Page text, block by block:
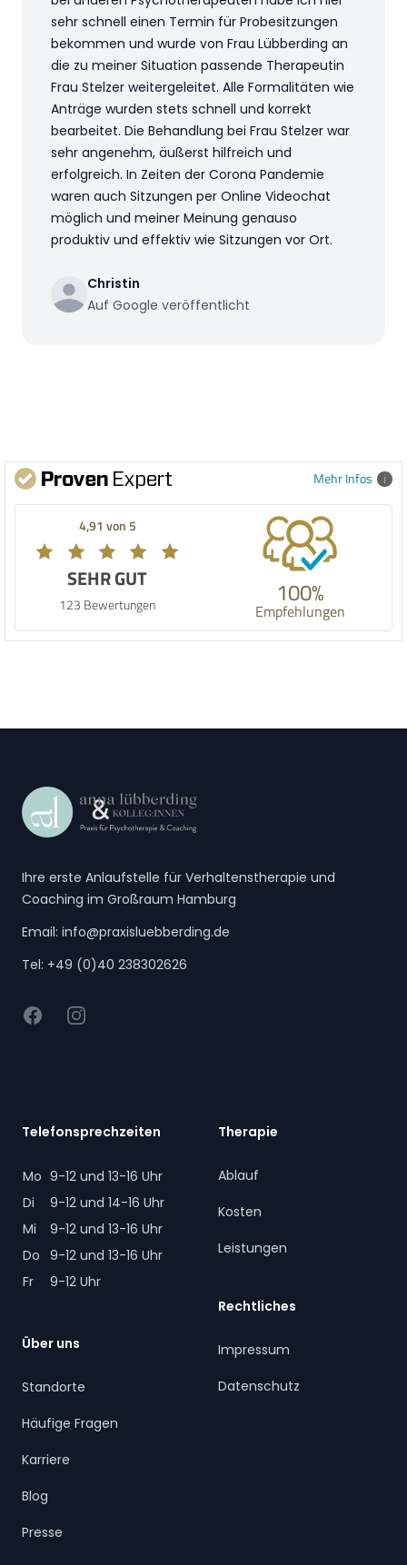
sehr schnell einen Termin für Probesitzungen
bekommen und wurde von Frau Lübberding an
die zu meiner Situation passende Therapeutin
Frau Stelzer weitergeleitet. Alle Formalitäten wie
Anträge wurden stets schnell und korrekt
bearbeitet. Die Behandlung bei Frau Stelzer war
sehr angenehm, äußerst hilfreich und
erfolgreich. In Zeiten der Corona Pandemie
waren auch Sitzungen per Online Videochat
möglich und meiner Meinung genauso
produktiv und effektiv wie Sitzungen vor Ort.
Christin
Auf Google veröffentlicht
Mehr Infos
4,91 von 5
SEHR GUT
123 Bewertungen 100%
Empfehlungen
Ihre erste Anlaufstelle für Verhaltenstherapie und
Coaching im Großraum Hamburg
Email: info@praxisluebberding.de
Tel: +49 (0)40 238302626
FacebookInstagram
Telefonsprechzeiten
Mo 9-12 und 13-16 Uhr
Di
9-12 und 14-16 Uhr
Mi
9-12 und 13-16 Uhr
Do 9-12 und 13-16 Uhr
Fr
9-12 Uhr
Über uns
Standorte
Häufige Fragen
Karriere
Blog
Presse
Therapie
Ablauf
Kosten
Leistungen
Rechtliches
Impressum
Datenschutz